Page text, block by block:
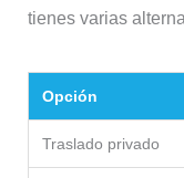
tienes varias
Opción
Traslado privado